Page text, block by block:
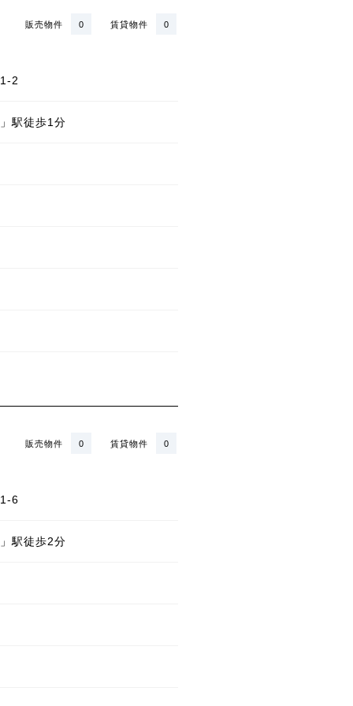
賃貸物件 0
販売物件 0
2
駅徒歩1分
賃貸物件 0
販売物件 0
6
駅徒歩2分